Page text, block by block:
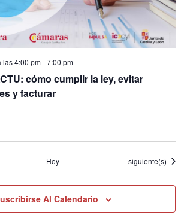
cómo cumplir la ley, evitar
y facturar
las 4:00 pm-7:00 pm
Hoy Eventos
siguiente(s)
Al Calendario